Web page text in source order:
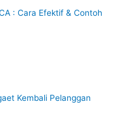
: Cara Efektif & Contoh
Kembali Pelanggan